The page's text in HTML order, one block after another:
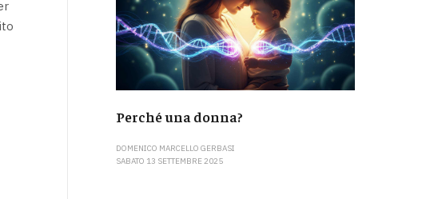
Perché una donna?
DOMENICO MARCELLO GERBASI
SABATO 13 SETTEMBRE 2025